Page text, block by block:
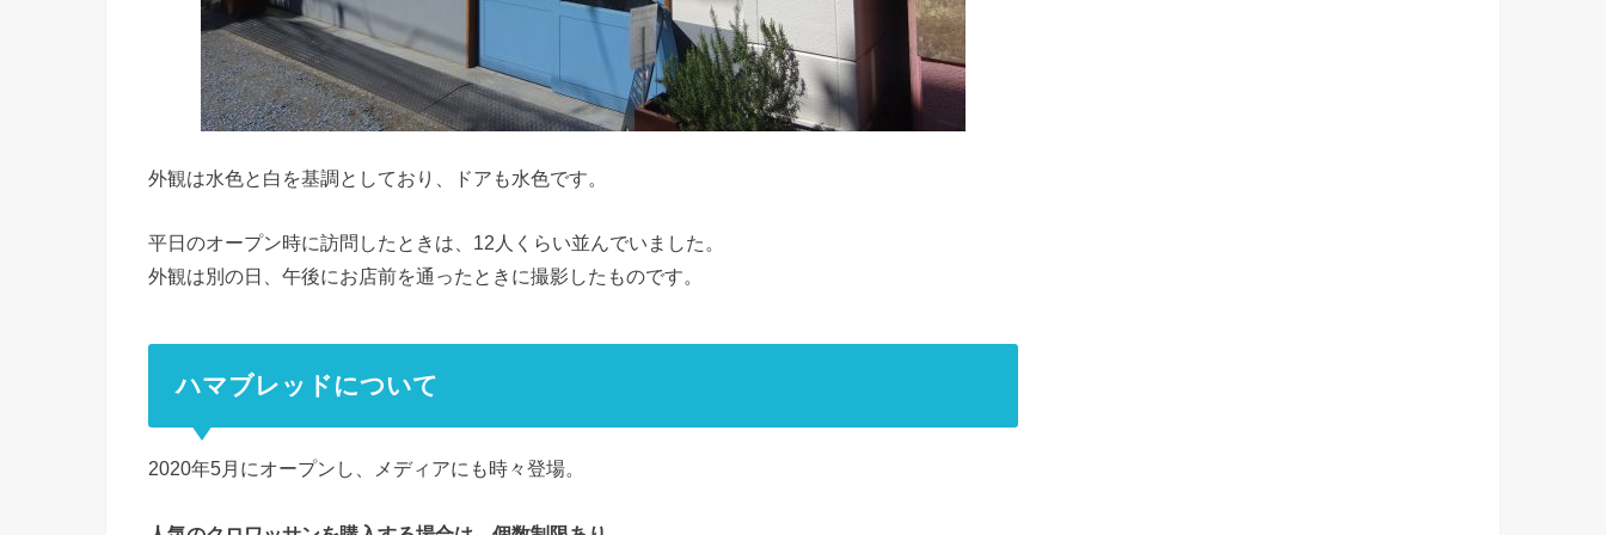
外観は水色と白を基調としており、ドアも水色です。
平日のオープン時に訪問したときは、12人くらい並んでいました。
外観は別の日、午後にお店前を通ったときに撮影したものです。
ハマブレッドについて
2020年5月にオープンし、メディアにも時々登場。